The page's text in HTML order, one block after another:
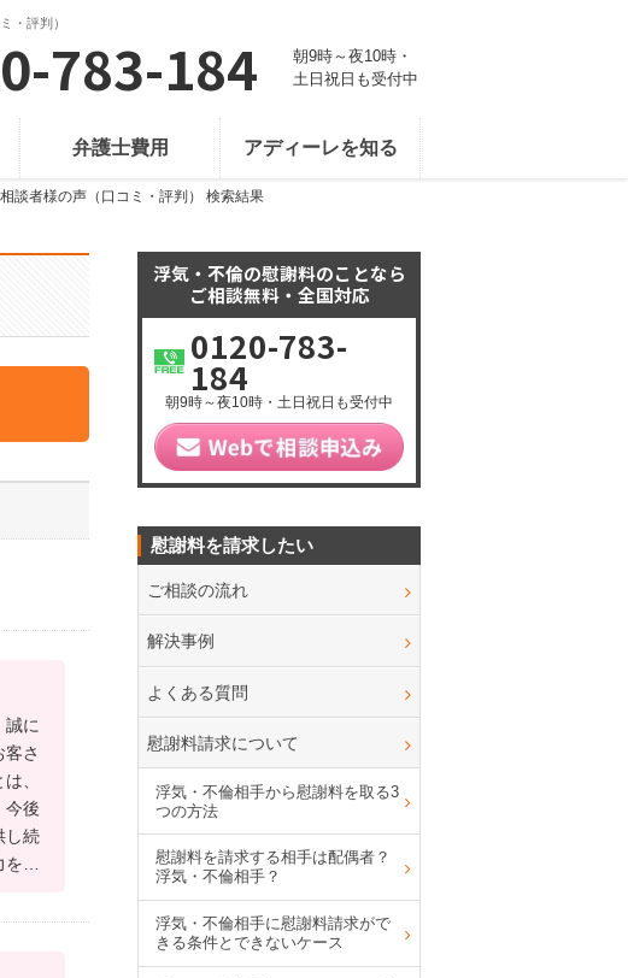
・評判）
783-184
朝9時～夜10時・
土日祝日も受付中
弁護士費用 アディーレを知る
談者様の声（口コミ・評判） 検索結果
誠に
さ
、
今後
し続
を重
相談
浮気・不倫の慰謝料のことなら
ご相談無料・全国対応
0120-783-
184
朝9時～夜10時・土日祝日も受付中
慰謝料を請求したい
ご相談の流れ
解決事例
よくある質問
慰謝料請求について
浮気・不倫相手から慰謝料を取る3
つの方法
慰謝料を請求する相手は配偶者？
浮気・不倫相手？
浮気・不倫相手に慰謝料請求がで
きる条件とできないケース